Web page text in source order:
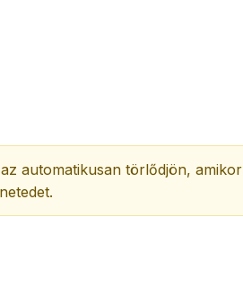
automatikusan törlődjön, amikor